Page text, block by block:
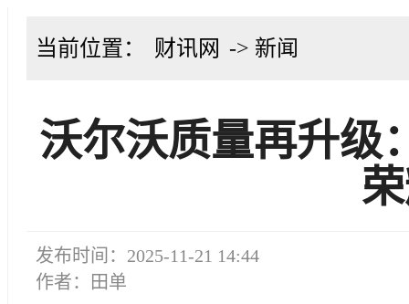
当前位置： 财讯网 -> 新闻
沃尔沃质量再升级
发布时间：2025-11-21 14:44
作者：田单